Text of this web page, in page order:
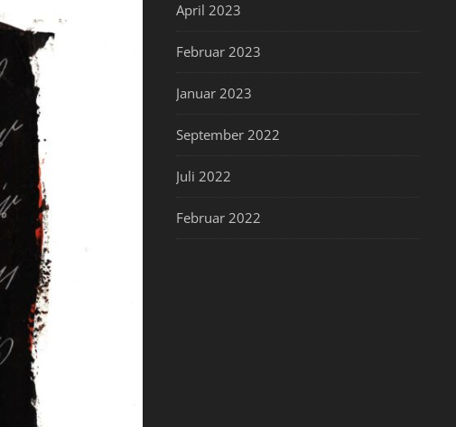
April 2023
Februar 2023
Januar 2023
September 2022
Juli 2022
Februar 2022